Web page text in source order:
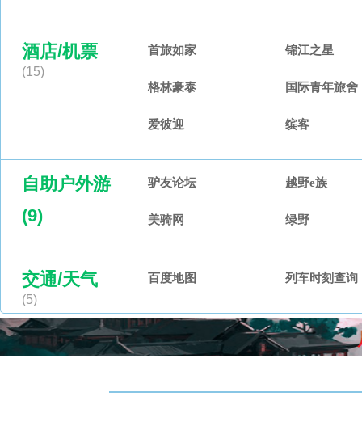
酒店/机票
(15)
首旅如家 锦江之星
格林豪泰 国际青年旅舍
爱彼迎 缤客
自助户外游
(9)
驴友论坛 越野e族
美骑网 绿野
交通/天气
(5)
百度地图 列车时刻查询